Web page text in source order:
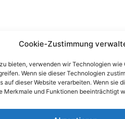
Cookie-Zustimmung
bieten, verwenden wir Technologien
Wenn sie dieser Technologien
auf dieser Website verarbeiten. Wenn sie
Merkmale und Funktionen beeinträchtigt